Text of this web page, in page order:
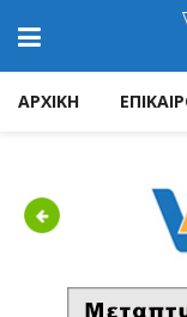
ΑΡΧΙΚΗ
Previous